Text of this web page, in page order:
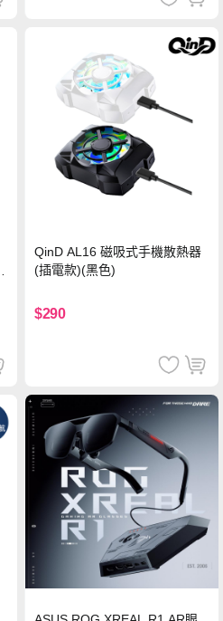
QinD AL16 磁吸式手機散熱器
(插電款)(黑色)
$290